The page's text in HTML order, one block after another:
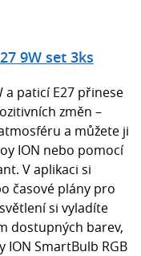
9W set 3ks
a paticí E27 přinese
změn –
a můžete ji
ION nebo pomocí
V aplikaci si
časové plány pro
si vyladíte
dostupných barev,
SmartBulb RGB